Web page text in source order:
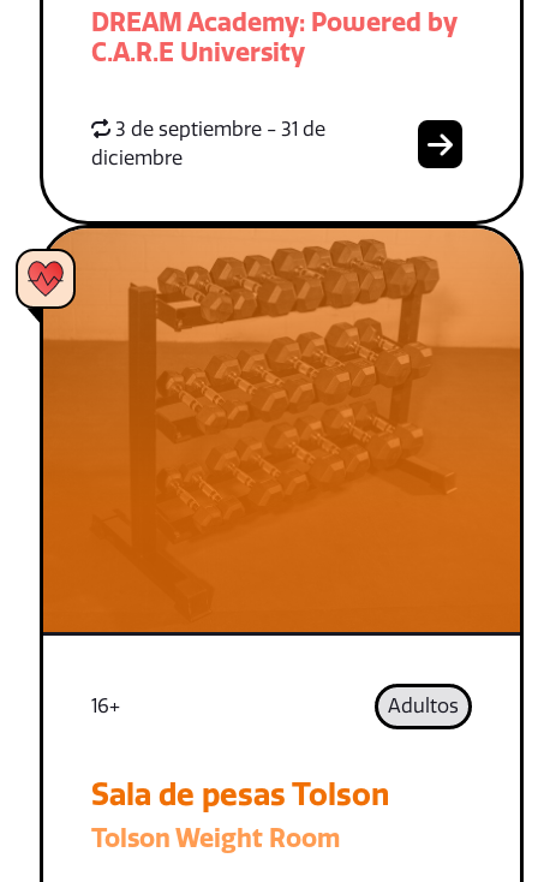
DREAM Academy: Powered by
C.A.R.E University
3 de septiembre - 31 de
diciembre
16+ Adultos
Sala de pesas Tolson
Tolson Weight Room